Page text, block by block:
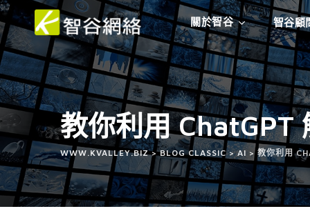
關於智谷 智谷顧
教你利用 ChatGPT
WWW.KVALLEY.BIZ>BLOG CLASSIC>AI > 教你利用